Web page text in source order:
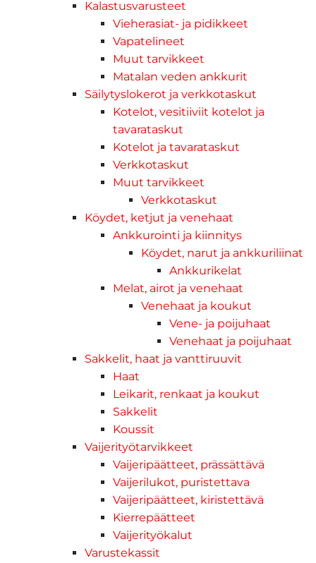
Kalastusvarusteet
Vieherasiat- ja pidikkeet
Vapatelineet
Muut tarvikkeet
Matalan veden ankkurit
Säilytyslokerot ja verkkotaskut
Kotelot, vesitiiviit kotelot ja
tavarataskut
Kotelot ja tavarataskut
Verkkotaskut
Muut tarvikkeet
Verkkotaskut
Köydet, ketjut ja venehaat
Ankkurointi ja kiinnitys
Köydet, narut ja ankkuriliinat
Ankkurikelat
Melat, airot ja venehaat
Venehaat ja koukut
Vene- ja poijuhaat
Venehaat ja poijuhaat
Sakkelit, haat ja vanttiruuvit
Haat
Leikarit, renkaat ja koukut
Sakkelit
Koussit
Vaijerityötarvikkeet
Vaijeripäätteet, prässättävä
Vaijerilukot, puristettava
Vaijeripäätteet, kiristettävä
Kierrepäätteet
Vaijerityökalut
Varustekassit